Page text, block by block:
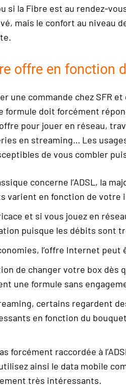
si la Fibre est au rendez-
mais le confort au niveau
offre en fonction
une commande chez SFR
formule doit forcément
pour jouer en réseau,
en streaming… Les
de vous combler
concerne l’ADSL, la
varient en fonction de votre
et si vous jouez en
puisque les débits sont
l’offre Internet peut
de changer votre box dès
une formule sans
certains regardent
en fonction du
forcément raccordée à
utilisez ainsi le data mobile
très intéressants.